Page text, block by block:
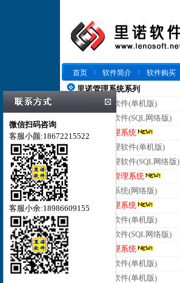
首页 软件简介 软件购买
里诺管理系统系列
里诺仓库管理软件(单机版)
里诺仓库管理软件(SQL网络版)
里诺云仓库管理系统
里诺进销存管理软件(单机版)
里诺进销存管理软件(SQL网络版)
里诺云进销存管理系统
里诺客户管理系统(网络版)
里诺云客户管理系统
里诺合同管理软件(单机版)
里诺合同管理软件(SQL网络版)
里诺云合同管理系统
里诺会员管理软件(单机版)
里诺销售管理软件(单机版)
微信扫码咨询
客服小颜:18672215522
客服小余:18986609155